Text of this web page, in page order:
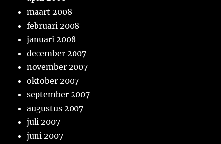
maart 2008
februari 2008
januari 2008
december 2007
november 2007
oktober 2007
september 2007
augustus 2007
juli 2007
juni 2007